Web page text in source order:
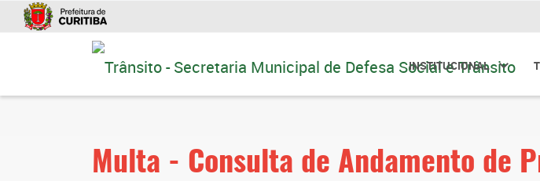
INSTITUCIONAL
Multa - Consulta de Andamento de